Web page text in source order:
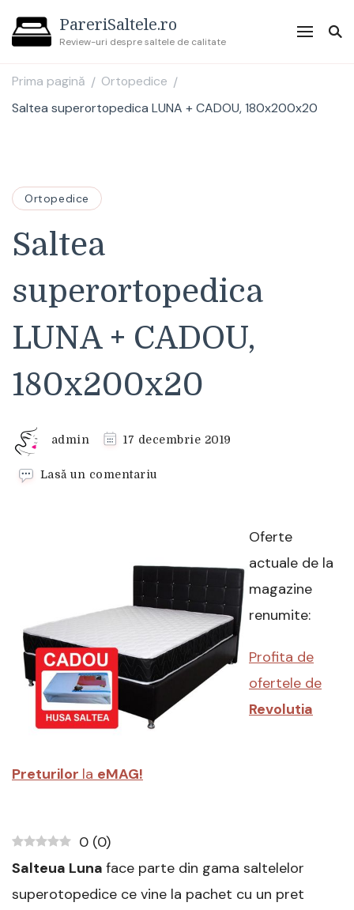
PareriSaltele.ro
Review-uri despre saltele de calitate
Prima pagină / Ortopedice /
Saltea superortopedica LUNA + CADOU, 180x200x20
Ortopedice
Saltea
superortopedica
LUNA + CADOU,
180x200x20
admin 17 decembrie 2019
Lasă un comentariu
180x200x20
Oferte
actuale de la
magazine
renumite:
Profita de
ofertele de
Revolutia
Preturilor la eMAG!
0 (0)
Salteua Luna face parte din gama saltelelor
superotopedice ce vine la pachet cu un pret